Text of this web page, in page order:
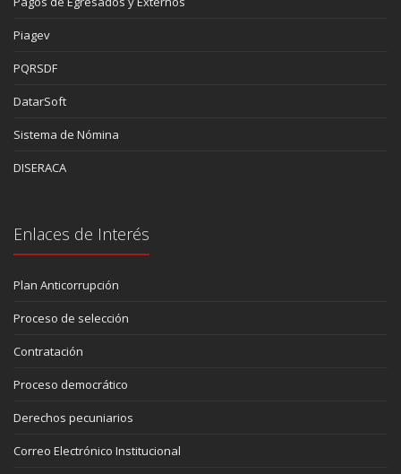
Piagev
PQRSDF
DatarSoft
Sistema de Nómina
DISERACA
Enlaces de Interés
Plan Anticorrupción
Proceso de selección
Contratación
Proceso democrático
Derechos pecuniarios
Correo Electrónico Institucional